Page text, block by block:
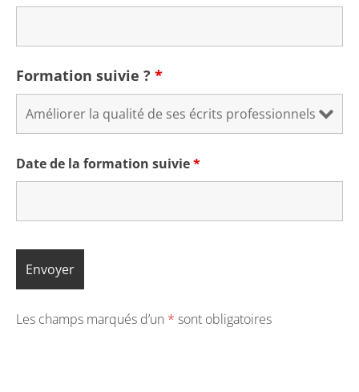
Formation suivie ? *
Date de la formation suivie*
Les champs marqués d’un * sont obligatoires